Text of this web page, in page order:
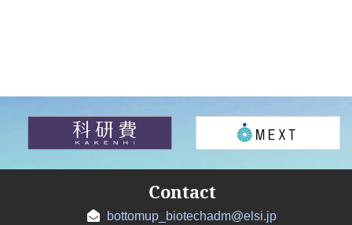
Contact
bottomup_biotechadm@elsi.jp